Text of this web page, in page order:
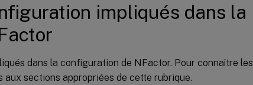
impliqués dans la
dans la configuration de NFactor. Pour connaître les
sections appropriées de cette rubrique.